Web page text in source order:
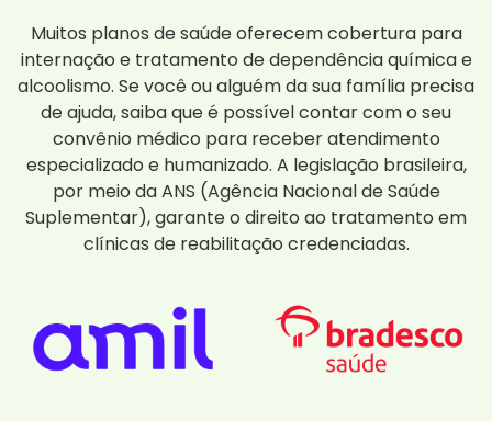
Muitos planos de saúde oferecem cobertura para
internação e tratamento de dependência química e
alcoolismo. Se você ou alguém da sua família precisa
de ajuda, saiba que é possível contar com o seu
convênio médico para receber atendimento
especializado e humanizado. A legislação brasileira,
por meio da ANS (Agência Nacional de Saúde
Suplementar), garante o direito ao tratamento em
clínicas de reabilitação credenciadas.